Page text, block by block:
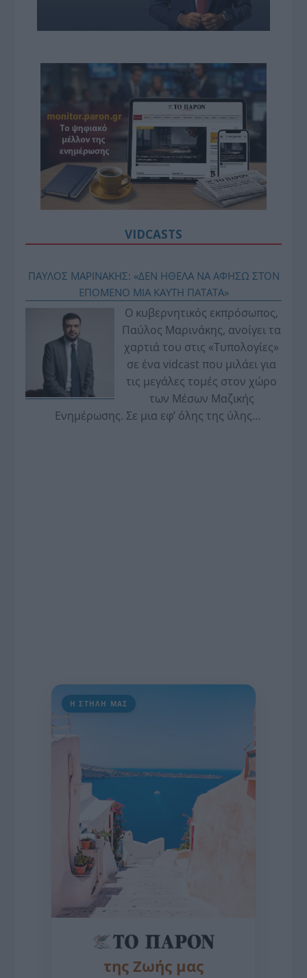
VIDCASTS
ΠΑΥΛΟΣ ΜΑΡΙΝΑΚΗΣ: «ΔΕΝ ΗΘΕΛΑ ΝΑ ΑΦΗΣΩ ΣΤΟΝ
ΕΠΟΜΕΝΟ ΜΙΑ ΚΑΥΤΗ ΠΑΤΑΤΑ»
Ο κυβερνητικός εκπρόσωπος,
Παύλος Μαρινάκης, ανοίγει τα
χαρτιά του στις «Τυπολογίες»
σε ένα vidcast που μιλάει για
τις μεγάλες τομές στον χώρο
των Μέσων Μαζικής
Ενημέρωσης. Σε μια εφ’ όλης της ύλης
Η ΣΤΗΛΗ ΜΑΣ
της Ζωής μας